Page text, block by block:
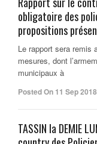
obligatoire des
propositions
Le rapport sera remis
mesures, dont
municipaux à
Posted On 11 Sep 2018
TASSIN la DEMIE